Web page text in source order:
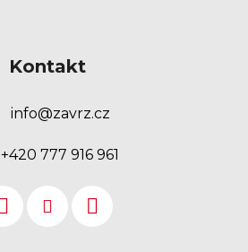
Kontakt
info@zavrz.cz
+420 777 916 961